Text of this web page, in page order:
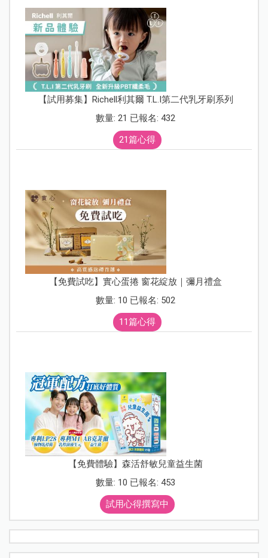
【試用募集】Richell利其爾 T.L.I第二代乳牙刷系列
數量: 21 已報名: 432
21篇心得
【免費試吃】實心蛋捲 窗花綻放｜彌月禮盒
數量: 10 已報名: 502
11篇心得
【免費體驗】森活舒敏兒童益生菌
數量: 10 已報名: 453
試用心得撰寫中